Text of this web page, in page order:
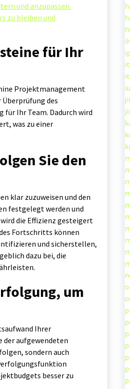
und anzupassen.
zu bleiben und
für Ihr
Projektmanagement
des
Ihr Team. Dadurch wird
was zu einer
Sie den
klar zuzuweisen und den
festgelegt werden und
die Effizienz gesteigert
Fortschritts können
und sicherstellen,
dazu bei, die
um
Ihrer
der aufgewendeten
sondern auch
besser zu
it